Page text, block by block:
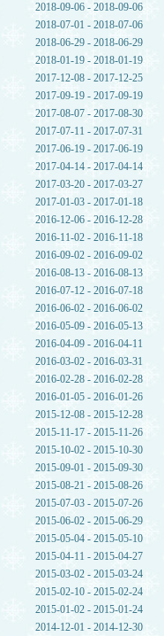
2018-09-06 - 2018-09-06
2018-07-01 - 2018-07-06
2018-06-29 - 2018-06-29
2018-01-19 - 2018-01-19
2017-12-08 - 2017-12-25
2017-09-19 - 2017-09-19
2017-08-07 - 2017-08-30
2017-07-11 - 2017-07-31
2017-06-19 - 2017-06-19
2017-04-14 - 2017-04-14
2017-03-20 - 2017-03-27
2017-01-03 - 2017-01-18
2016-12-06 - 2016-12-28
2016-11-02 - 2016-11-18
2016-09-02 - 2016-09-02
2016-08-13 - 2016-08-13
2016-07-12 - 2016-07-18
2016-06-02 - 2016-06-02
2016-05-09 - 2016-05-13
2016-04-09 - 2016-04-11
2016-03-02 - 2016-03-31
2016-02-28 - 2016-02-28
2016-01-05 - 2016-01-26
2015-12-08 - 2015-12-28
2015-11-17 - 2015-11-26
2015-10-02 - 2015-10-30
2015-09-01 - 2015-09-30
2015-08-21 - 2015-08-26
2015-07-03 - 2015-07-26
2015-06-02 - 2015-06-29
2015-05-04 - 2015-05-10
2015-04-11 - 2015-04-27
2015-03-02 - 2015-03-24
2015-02-10 - 2015-02-24
2015-01-02 - 2015-01-24
2014-12-01 - 2014-12-30